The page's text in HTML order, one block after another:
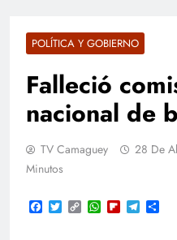
POLÍTICA Y GOBIERNO
Falleció
nacional de
TV Camaguey 28 De
Minutos
Facebook
TwitterCopy
Link
WhatsApp
Flipboard